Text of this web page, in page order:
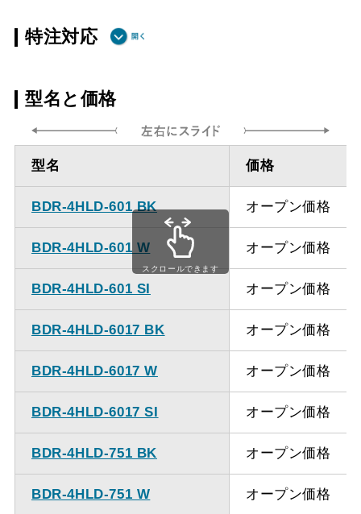
特注対応
方
ダクト方向 上
方
最大寸法 1235ｍｍ
備考
点検口を設けての最小寸
法は弊社にお問い合わせ
ください。
型名と価格
型名 価格
BDR-4HLD-601 BK オープン価格
BDR-4HLD-601 W オープン価格
BDR-4HLD-601 SI オープン価格
BDR-4HLD-6017 BK オープン価格
BDR-4HLD-6017 W オープン価格
BDR-4HLD-6017 SI オープン価格
BDR-4HLD-751 BK オープン価格
BDR-4HLD-751 W オープン価格
スクロールできます